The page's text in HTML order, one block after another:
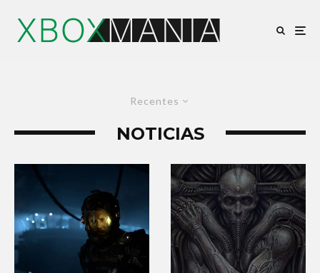
Recentes
NOTICIAS